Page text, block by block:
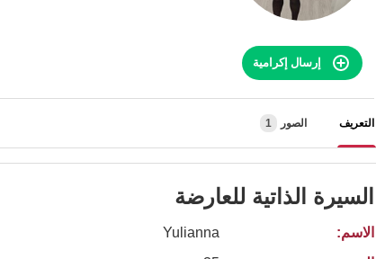
إرسال إكرامية
التعريف الصور 1
السيرة الذاتية للعارضة
الاسم:
Yulianna